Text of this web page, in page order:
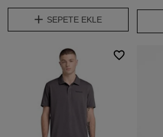
SEPETE EKLE